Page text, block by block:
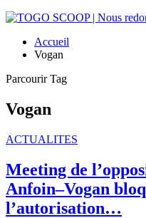
Accueil
Vogan
Parcourir Tag
Vogan
ACTUALITES
Meeting de
Anfoin–Vogan
l’autorisation…